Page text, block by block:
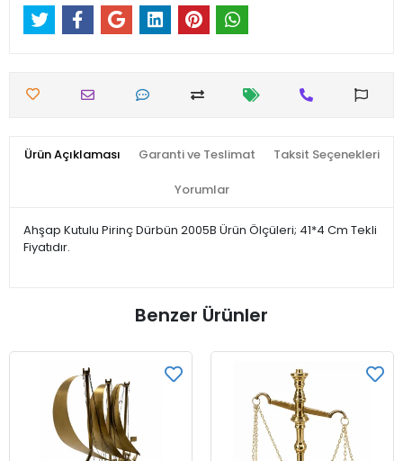
Ürün Açıklaması Garanti ve Teslimat Taksit Seçenekleri
Yorumlar
Ahşap Kutulu Pirinç Dürbün 2005B Ürün Ölçüleri; 41*4 Cm Tekli
Fiyatıdır.
Benzer Ürünler